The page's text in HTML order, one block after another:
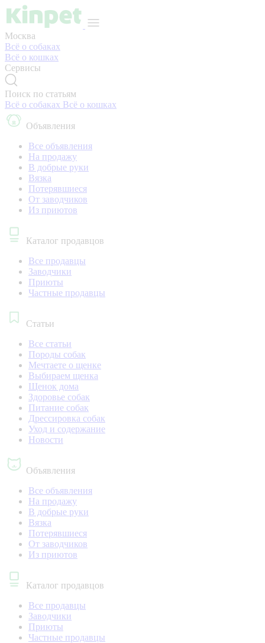
Москва
Всё о собаках
Всё о кошках
Сервисы
Поиск по статьям
Всё о собаках Всё о кошках
Объявления
Все объявления
На продажу
В добрые руки
Вязка
Потерявшиеся
От заводчиков
Из приютов
Каталог продавцов
Все продавцы
Заводчики
Приюты
Частные продавцы
Статьи
Все статьи
Породы собак
Мечтаете о щенке
Выбираем щенка
Щенок дома
Здоровье собак
Питание собак
Дрессировка собак
Уход и содержание
Новости
Объявления
Все объявления
На продажу
В добрые руки
Вязка
Потерявшиеся
От заводчиков
Из приютов
Каталог продавцов
Все продавцы
Заводчики
Приюты
Частные продавцы